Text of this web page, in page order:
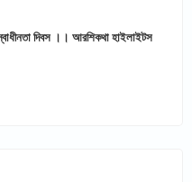
দিবস ।। আরশিকথা হাইলাইটস